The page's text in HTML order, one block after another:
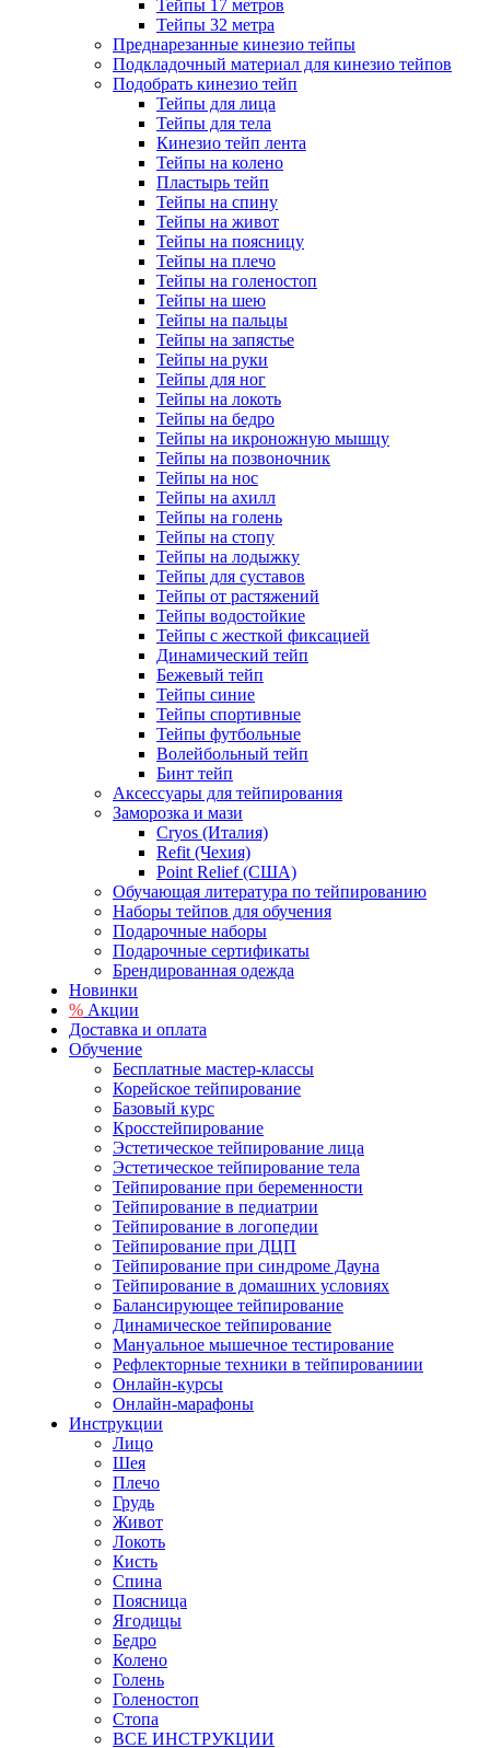
Тейпы 17 метров
Тейпы 32 метра
Преднарезанные кинезио тейпы
Подкладочный материал для кинезио тейпов
Подобрать кинезио тейп
Тейпы для лица
Тейпы для тела
Кинезио тейп лента
Тейпы на колено
Пластырь тейп
Тейпы на спину
Тейпы на живот
Тейпы на поясницу
Тейпы на плечо
Тейпы на голеностоп
Тейпы на шею
Тейпы на пальцы
Тейпы на запястье
Тейпы на руки
Тейпы для ног
Тейпы на локоть
Тейпы на бедро
Тейпы на икроножную мышцу
Тейпы на позвоночник
Тейпы на нос
Тейпы на ахилл
Тейпы на голень
Тейпы на стопу
Тейпы на лодыжку
Тейпы для суставов
Тейпы от растяжений
Тейпы водостойкие
Тейпы с жесткой фиксацией
Динамический тейп
Бежевый тейп
Тейпы синие
Тейпы спортивные
Тейпы футбольные
Волейбольный тейп
Бинт тейп
Аксессуары для тейпирования
Заморозка и мази
Cryos (Италия)
Refit (Чехия)
Point Relief (США)
Обучающая литература по тейпированию
Наборы тейпов для обучения
Подарочные наборы
Подарочные сертификаты
Брендированная одежда
Новинки
% Акции
Доставка и оплата
Обучение
Бесплатные мастер-классы
Корейское тейпирование
Базовый курс
Кросстейпирование
Эстетическое тейпирование лица
Эстетическое тейпирование тела
Тейпирование при беременности
Тейпирование в педиатрии
Тейпирование в логопедии
Тейпирование при ДЦП
Тейпирование при синдроме Дауна
Тейпирование в домашних условиях
Балансирующее тейпирование
Динамическое тейпирование
Мануальное мышечное тестирование
Рефлекторные техники в тейпированиии
Онлайн-курсы
Онлайн-марафоны
Инструкции
Лицо
Шея
Плечо
Грудь
Живот
Локоть
Кисть
Спина
Поясница
Ягодицы
Бедро
Колено
Голень
Голеностоп
Стопа
ВСЕ ИНСТРУКЦИИ